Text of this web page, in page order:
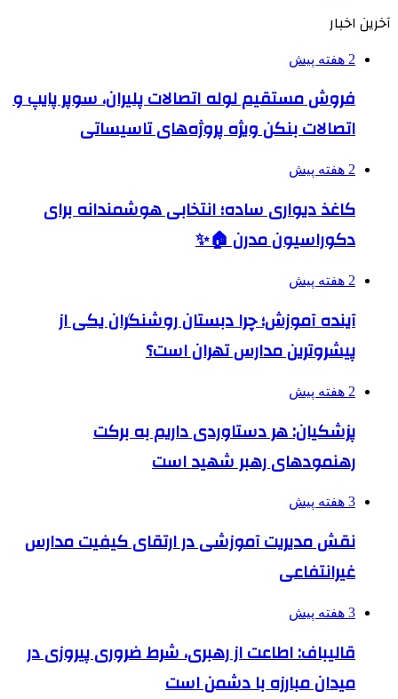
آخرین اخبار
2 هفته پیش
فروش مستقیم لوله اتصالات پلیران، سوپر پایپ و
اتصالات بنکن ویژه پروژه‌های تاسیساتی
2 هفته پیش
کاغذ دیواری ساده؛ انتخابی هوشمندانه برای
دکوراسیون مدرن 🏠✨
2 هفته پیش
آینده آموزش؛ چرا دبستان روشنگران یکی از
پیشروترین مدارس تهران است؟
2 هفته پیش
پزشکیان: هر دستاوردی داریم به برکت
رهنمودهای رهبر شهید است
3 هفته پیش
نقش مدیریت آموزشی در ارتقای کیفیت مدارس
غیرانتفاعی
3 هفته پیش
قالیباف: اطاعت از رهبری، شرط ضروری پیروزی در
میدان مبارزه با دشمن است